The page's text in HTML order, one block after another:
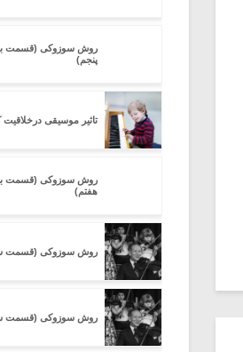
روش سوزوکی (قسمت
پنجم)
تاثیر موسیقی درخلاقیت
روش سوزوکی (قسمت
هفتم)
روش سوزوکی (قسمت
روش سوزوکی (قسمت